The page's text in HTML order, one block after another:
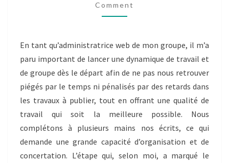
…
BILLET
Comment
En tant qu’administratrice web de mon groupe, il m’a
paru important de lancer une dynamique de travail et
de groupe dès le départ afin de ne pas nous retrouver
piégés par le temps ni pénalisés par des retards dans
les travaux à publier, tout en offrant une qualité de
travail qui soit la meilleure possible. Nous
complétons à plusieurs mains nos écrits, ce qui
demande une grande capacité d’organisation et de
concertation. L’étape qui, selon moi, a marqué le